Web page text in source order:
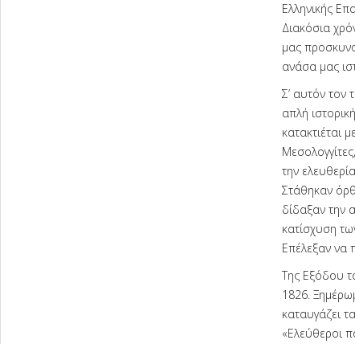
Ελληνικής
Διακόσια
μας
ανάσα μας
Σ’ αυτόν τον
απλή
κατακτιέται
την
Στάθηκαν
δίδαξαν την
κατίσχυση
Επέλεξαν να
Της Εξόδου
1826.
καταυγάζει
«Ελεύθεροι